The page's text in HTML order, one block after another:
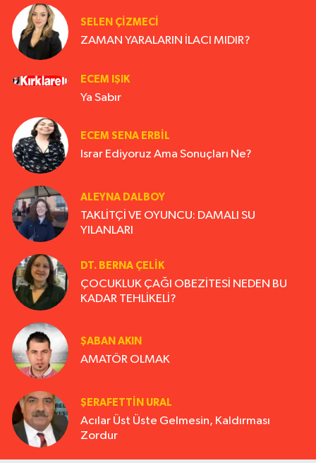
SELEN ÇİZMECİ
ZAMAN YARALARIN İLACI MIDIR?
ECEM IŞIK
Ya Sabır
ECEM SENA ERBIL
Israr Ediyoruz Ama Sonuçları Ne?
ALEYNA DALBOY
TAKLİTÇİ VE OYUNCU: DAMALI SU
YILANLARI
DT. BERNA ÇELIK
ÇOCUKLUK ÇAĞI OBEZİTESİ NEDEN BU
KADAR TEHLİKELİ?
ŞABAN AKIN
AMATÖR OLMAK
ŞERAFETTIN URAL
Acılar Üst Üste Gelmesin, Kaldırması
Zordur